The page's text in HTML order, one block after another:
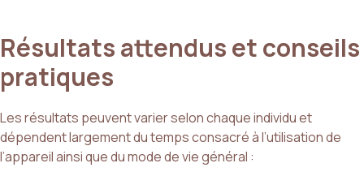
Résultats attendus et conseils
pratiques
Les résultats peuvent varier selon chaque individu et
dépendent largement du temps consacré à l’utilisation de
l’appareil ainsi que du mode de vie général :